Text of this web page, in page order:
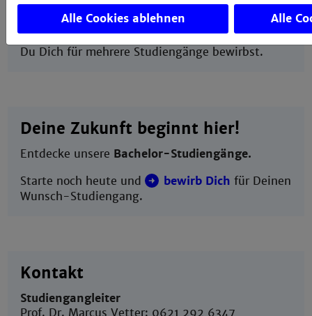
Ausbildung. Du erhöhst die Chance auf einen
Studienplatz im Fachbereich Informationstechnik
an der Technischen Hochschule Mannheim, wenn
Du Dich für mehrere Studiengänge bewirbst.
Deine Zukunft beginnt hier!
Entdecke unsere Bachelor-Studiengänge.
Starte noch heute und
bewirb Dich für Deinen
Wunsch-Studiengang.
Kontakt
Studiengangleiter
Alle Cookies ablehnen Alle